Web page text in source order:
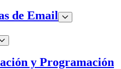
de Email
y Programación